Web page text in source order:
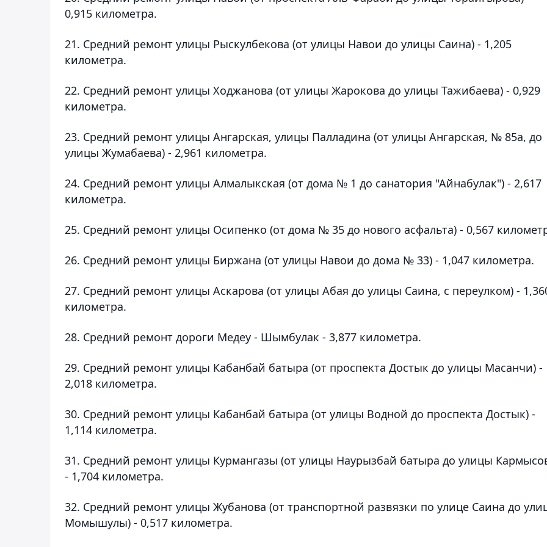
0,915 километра.
21. Средний ремонт улицы Рыскулбекова (от улицы Навои до улицы Саина) - 1,205
километра.
22. Средний ремонт улицы Ходжанова (от улицы Жарокова до улицы Тажибаева) - 0,929
километра.
23. Средний ремонт улицы Ангарская, улицы Палладина (от улицы Ангарская, № 85а, до
улицы Жумабаева) - 2,961 километра.
24. Средний ремонт улицы Алмалыкская (от дома № 1 до санатория "Айнабулак") - 2,617
километра.
25. Средний ремонт улицы Осипенко (от дома № 35 до нового асфальта) - 0,567
26. Средний ремонт улицы Биржана (от улицы Навои до дома № 33) - 1,047 километра.
27. Средний ремонт улицы Аскарова (от улицы Абая до улицы Саина, с переулком) -
километра.
28. Средний ремонт дороги Медеу - Шымбулак - 3,877 километра.
29. Средний ремонт улицы Кабанбай батыра (от проспекта Достык до улицы Масанчи) -
2,018 километра.
30. Средний ремонт улицы Кабанбай батыра (от улицы Водной до проспекта Достык) -
1,114 километра.
31. Средний ремонт улицы Курмангазы (от улицы Наурызбай батыра до улицы
- 1,704 километра.
32. Средний ремонт улицы Жубанова (от транспортной развязки по улице Саина до
Момышулы) - 0,517 километра.